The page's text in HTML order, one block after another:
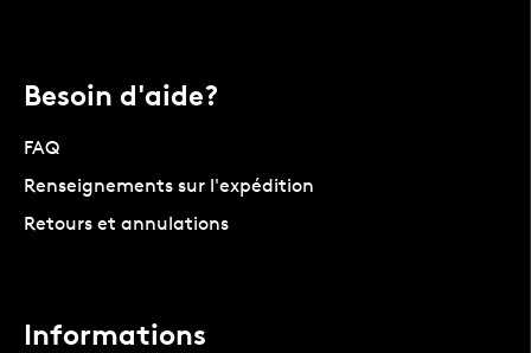
Besoin d'aide?
FAQ
Renseignements sur l'expédition
Retours et annulations
Informations